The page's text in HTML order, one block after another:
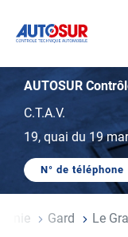
AUTOSUR
AUTOSUR
C.T.A.V.
19, quai du 19
N° de téléphone
AFFICHER
Gard Le